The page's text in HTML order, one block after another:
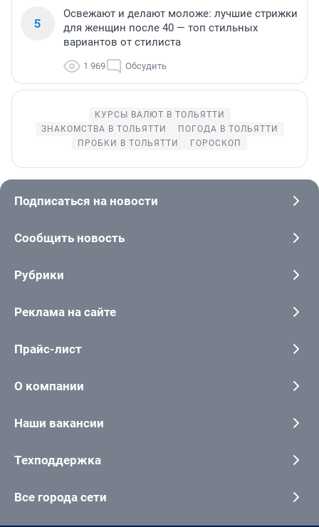
5
Освежают и делают моложе: лучшие стрижки
для женщин после 40 — топ стильных
вариантов от стилиста
1 969 Обсудить
КУРСЫ ВАЛЮТ В ТОЛЬЯТТИ
ЗНАКОМСТВА В ТОЛЬЯТТИ
ПОГОДА В ТОЛЬЯТТИ
ПРОБКИ В ТОЛЬЯТТИ
ГОРОСКОП
Подписаться на новости
Сообщить новость
Рубрики
Реклама на сайте
Прайс-лист
О компании
Наши вакансии
Техподдержка
Все города сети